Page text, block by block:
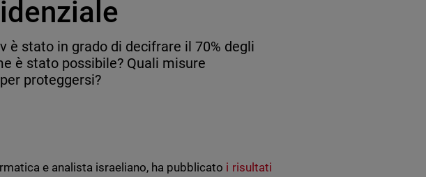
è stato in grado di decifrare il 70% degli
è stato possibile? Quali misure
proteggersi?
e analista israeliano, ha pubblicato i risultati